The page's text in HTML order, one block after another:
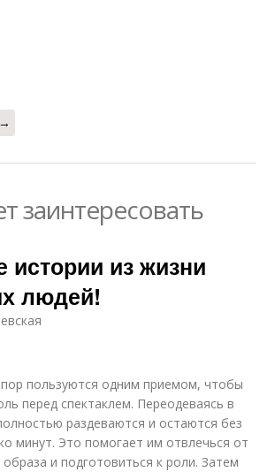
заинтересовать
истории из жизни
людей!
пользуются одним приемом, чтобы
перед спектаклем. Переодеваясь в
раздеваются и остаются без
минут. Это помогает им отвлечься от
и подготовиться к роли. Затем